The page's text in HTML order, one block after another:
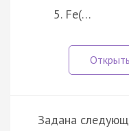
Fe(…
Задана